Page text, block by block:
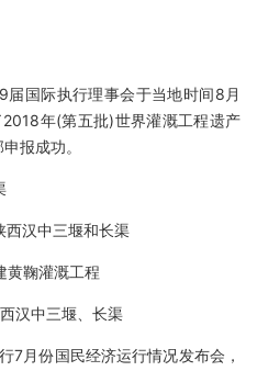
国际执行理事会于当地时间8月
年(第五批)世界灌溉工程遗产
报成功。
西汉中三堰和长渠
黄鞠灌溉工程
汉中三堰、长渠
7月份国民经济运行情况发布会，